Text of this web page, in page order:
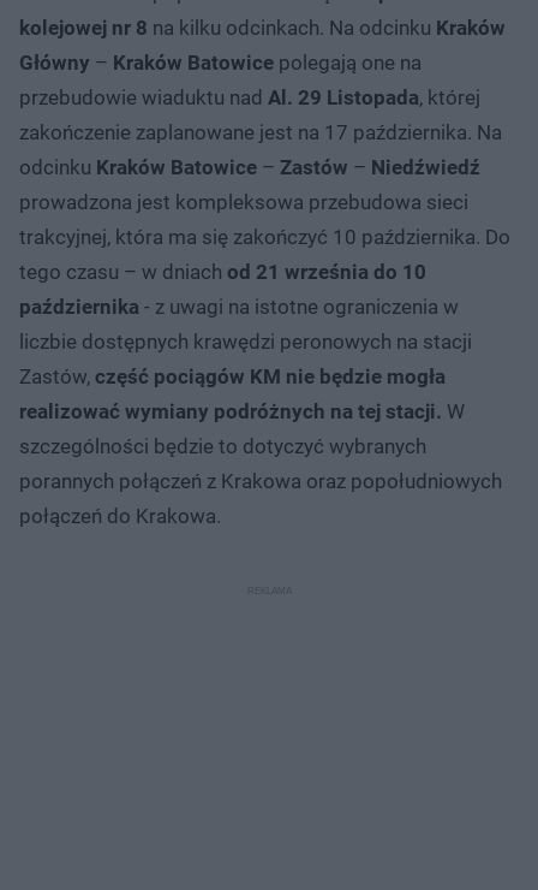
kolejowej nr 8 na kilku odcinkach. Na odcinku Kraków
Główny – Kraków Batowice polegają one na
przebudowie wiaduktu nad Al. 29 Listopada, której
zakończenie zaplanowane jest na 17 października. Na
odcinku Kraków Batowice – Zastów – Niedźwiedź
prowadzona jest kompleksowa przebudowa sieci
trakcyjnej, która ma się zakończyć 10 października. Do
tego czasu – w dniach od 21 września do 10
października - z uwagi na istotne ograniczenia w
liczbie dostępnych krawędzi peronowych na stacji
Zastów, część pociągów KM nie będzie mogła
realizować wymiany podróżnych na tej stacji. W
szczególności będzie to dotyczyć wybranych
porannych połączeń z Krakowa oraz popołudniowych
połączeń do Krakowa.